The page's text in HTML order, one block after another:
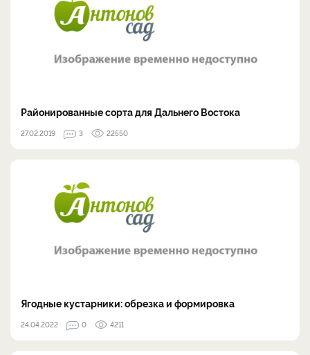
Районированные сорта для Дальнего Востока
27.02.2019 3 22550
Ягодные кустарники: обрезка и формировка
24.04.2022 0 4211